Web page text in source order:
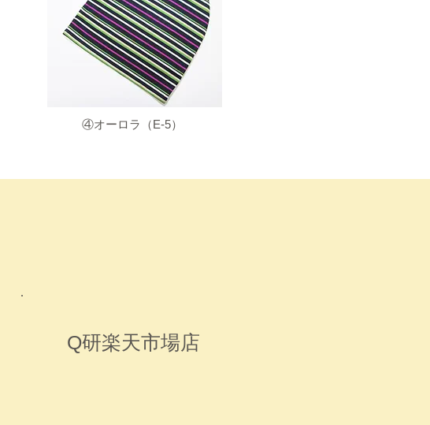
​④オーロラ（E-5）
Q研楽天市場店